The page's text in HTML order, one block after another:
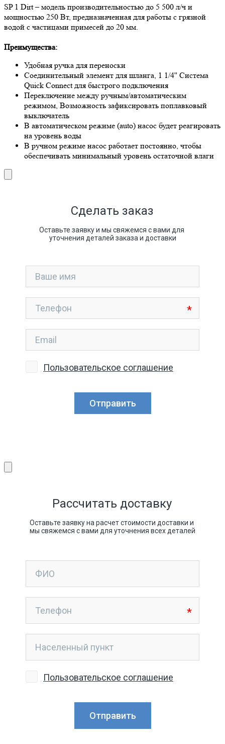
SP 1 Dirt – модель производительностью до 5 500 л/ч и
мощностью 250 Вт, предназначенная для работы с грязной
водой с частицами примесей до 20 мм.
Преимущества:
Удобная ручка для переноски
Соединительный элемент для шланга, 1 1/4'' Система
Quick Connect для быстрого подключения
Переключение между ручным/автоматическим
режимом, Возможность зафиксировать поплавковый
выключатель
В автоматическом режиме (auto) насос будет реагировать
на уровень воды
В ручном режиме насос работает постоянно, чтобы
обеспечивать минимальный уровень остаточной влаги